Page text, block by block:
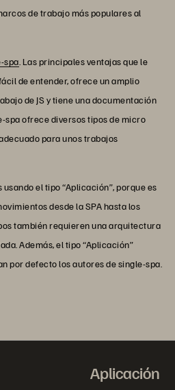
de trabajo más populares al
spa . Las principales ventajas que le
de entender, ofrece un amplio
de JS y tiene una documentación
spa ofrece diversos tipos de micro
para unos trabajos
el tipo “Aplicación”, porque es
desde la SPA hasta los
también requieren una arquitectura
Además, el tipo “Aplicación”
por defecto los autores de single-spa.
Aplicación